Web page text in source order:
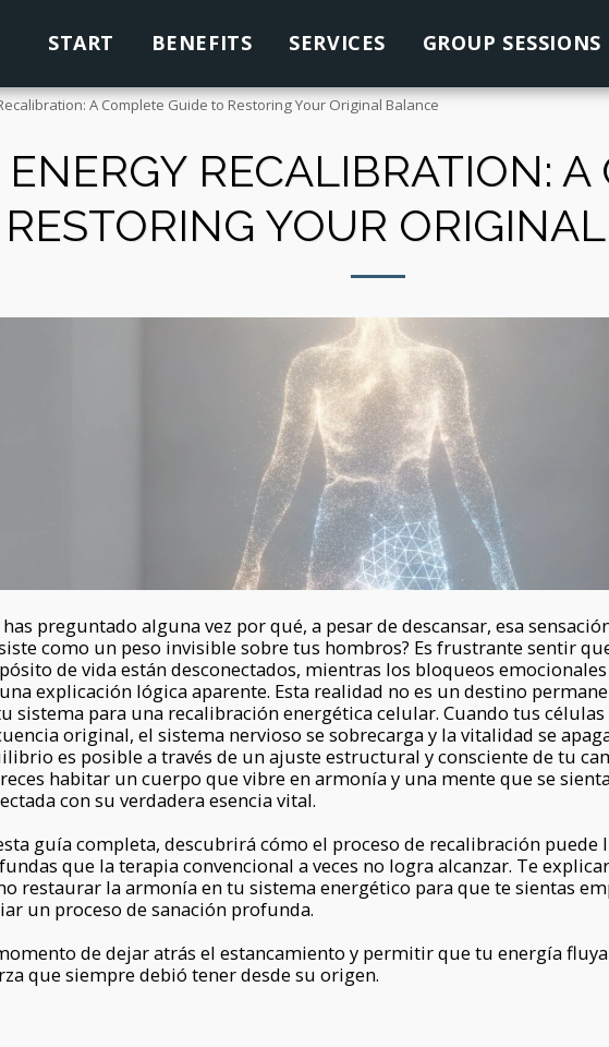
START BENEFITS SERVICES GROUP SESSIONS
A Complete Guide to Restoring Your Original Balance
RECALIBRATION:
YOUR
has preguntado alguna vez por qué, a pesar de descansar, esa
como un peso invisible sobre tus hombros? Es frustrante sentir
de vida están desconectados, mientras los bloqueos
explicación lógica aparente. Esta realidad no es un destino
sistema para una recalibración energética celular. Cuando tus
original, el sistema nervioso se sobrecarga y la vitalidad se
es posible a través de un ajuste estructural y consciente de tu
habitar un cuerpo que vibre en armonía y una mente que se
con su verdadera esencia vital.
guía completa, descubrirá cómo el proceso de recalibración puede
que la terapia convencional a veces no logra alcanzar. Te
restaurar la armonía en tu sistema energético para que te sientas
un proceso de sanación profunda.
de dejar atrás el estancamiento y permitir que tu energía
que siempre debió tener desde su origen.